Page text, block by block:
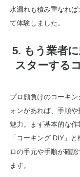
水漏れも積み重なれ
て体験しました。
5. もう業者
スターする
プロ顔負けのコーキ
ォンがあれば、手順
魅力。まず基本的な
「コーキング DIY」
ロの手元や手順が確
ます。